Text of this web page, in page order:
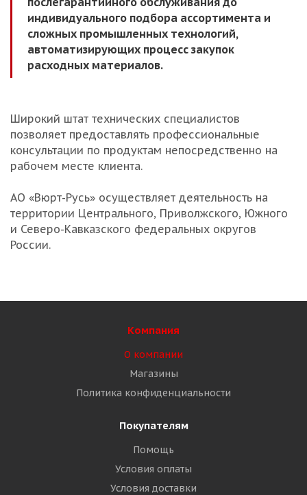
индивидуального подбора ассортимента и
сложных промышленных технологий,
автоматизирующих процесс закупок
расходных материалов.
Широкий штат технических специалистов
позволяет предоставлять профессиональные
консультации по продуктам непосредственно на
рабочем месте клиента.
АО «Вюрт-Русь» осуществляет деятельность на
территории Центрального, Приволжского, Южного
и Северо-Кавказского федеральных округов
России.
Компания
О компании
Магазины
Политика конфиденциальности
Покупателям
Помощь
Условия оплаты
Условия доставки